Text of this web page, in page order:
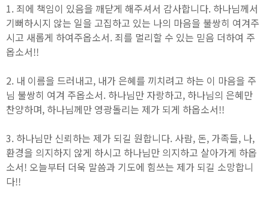
1. 죄에 책임이 있음을 깨닫게 해주셔서 감사합니다. 하나님께서
기뻐하시지 않는 일을 고집하고 있는 나의 마음을 불쌍히 여겨주
시고 새롭게 하여주옵소서. 죄를 멀리할 수 있는 믿음 더하여 주
옵소서!!
2. 내 이름을 드러내고, 내가 은혜를 끼치려고 하는 이 마음을 주
님 불쌍히 여겨 주옵소서. 하나님만 자랑하고, 하나님의 은혜만
찬양하며, 하나님께만 영광돌리는 제가 되게 하옵소서!!
3. 하나님만 신뢰하는 제가 되길 원합니다. 사람, 돈, 가족들, 나,
환경을 의지하지 않게 하시고 하나님만 의지하고 살아가게 하옵
소서! 오늘부터 더욱 말씀과 기도에 힘쓰는 제가 되길 소망합니
다!!